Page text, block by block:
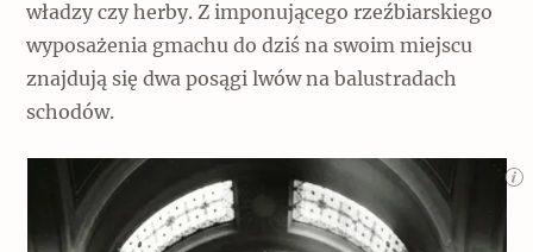
władzy czy herby. Z imponującego rzeźbiarskiego
wyposażenia gmachu do dziś na swoim miejscu
znajdują się dwa posągi lwów na balustradach
schodów.